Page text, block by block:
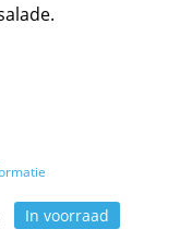
In voorraad